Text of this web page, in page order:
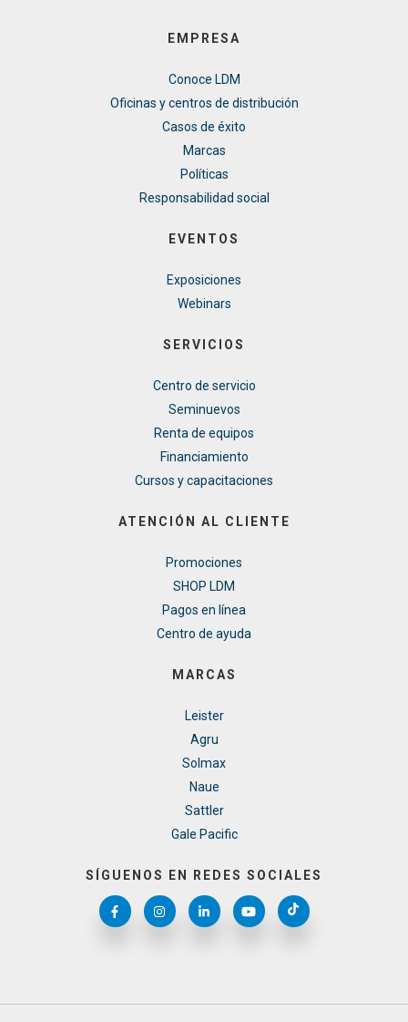
EMPRESA
Conoce LDM
Oficinas y centros de distribución
Casos de éxito
Marcas
Políticas
Responsabilidad social
EVENTOS
Exposiciones
Webinars
SERVICIOS
Centro de servicio
Seminuevos
Renta de equipos
Financiamiento
Cursos y capacitaciones
ATENCIÓN AL CLIENTE
Promociones
SHOP LDM
Pagos en línea
Centro de ayuda
MARCAS
Leister
Agru
Solmax
Naue
Sattler
Gale Pacific
SÍGUENOS EN REDES SOCIALES